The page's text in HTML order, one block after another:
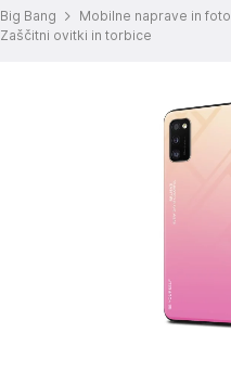
Big Bang Mobilne naprave in foto
Zaščitni ovitki in torbice